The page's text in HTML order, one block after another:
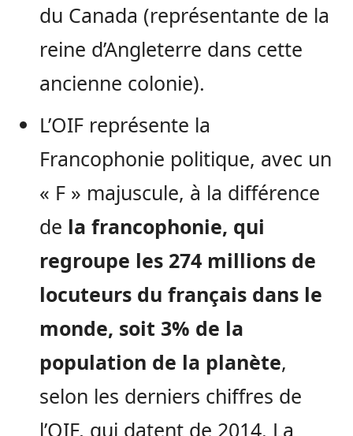
du Canada (représentante de la
reine d’Angleterre dans cette
ancienne colonie).
L’OIF représente la
Francophonie politique, avec un
« F » majuscule, à la différence
de la francophonie, qui
regroupe les 274 millions de
locuteurs du français dans le
monde, soit 3% de la
population de la planète,
selon les derniers chiffres de
l’OIF, qui datent de 2014. La